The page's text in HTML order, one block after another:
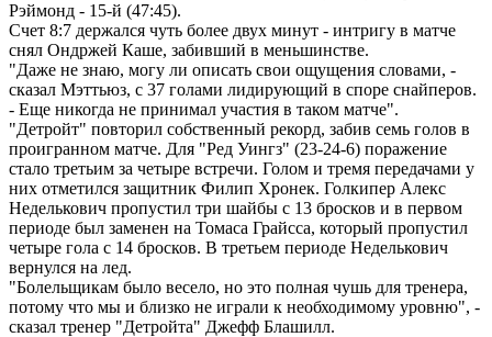
Рэймонд - 15-й (47:45).
Счет 8:7 держался чуть более двух минут - интригу в матче
снял Ондржей Каше, забивший в меньшинстве.
"Даже не знаю, могу ли описать свои ощущения словами, -
сказал Мэттьюз, с 37 голами лидирующий в споре снайперов.
- Еще никогда не принимал участия в таком матче".
"Детройт" повторил собственный рекорд, забив семь голов в
проигранном матче. Для "Ред Уингз" (23-24-6) поражение
стало третьим за четыре встречи. Голом и тремя передачами у
них отметился защитник Филип Хронек. Голкипер Алекс
Неделькович пропустил три шайбы с 13 бросков и в первом
периоде был заменен на Томаса Грайсса, который пропустил
четыре гола с 14 бросков. В третьем периоде Неделькович
вернулся на лед.
"Болельщикам было весело, но это полная чушь для тренера,
потому что мы и близко не играли к необходимому уровню", -
сказал тренер "Детройта" Джефф Блашилл.